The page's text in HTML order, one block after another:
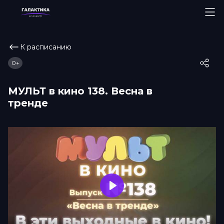
К расписанию
МУЛЬТ в кино 138. Весна в
тренде
0+
Play